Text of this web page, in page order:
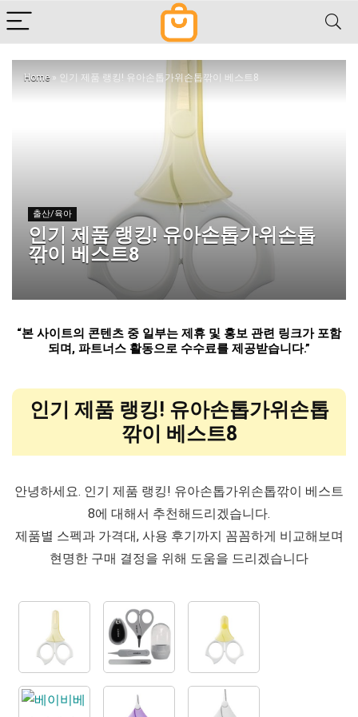
Home » 인기 제품 랭킹! 유아손톱가위손톱깎이 베스트8
출산/육아
인기 제품 랭킹! 유아손톱가위손톱
깎이 베스트8
“본 사이트의 콘텐츠 중 일부는 제휴 및 홍보 관련 링크가 포함
되며, 파트너스 활동으로 수수료를 제공받습니다.”
인기 제품 랭킹! 유아손톱가위손톱
깎이 베스트8
안녕하세요. 인기 제품 랭킹! 유아손톱가위손톱깎이 베스트
8에 대해서 추천해드리겠습니다.
제품별 스펙과 가격대, 사용 후기까지 꼼꼼하게 비교해보며
현명한 구매 결정을 위해 도움을 드리겠습니다